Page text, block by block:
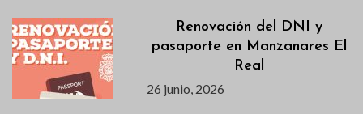
Renovación del DNI y
pasaporte en Manzanares El
Real
26 junio, 2026